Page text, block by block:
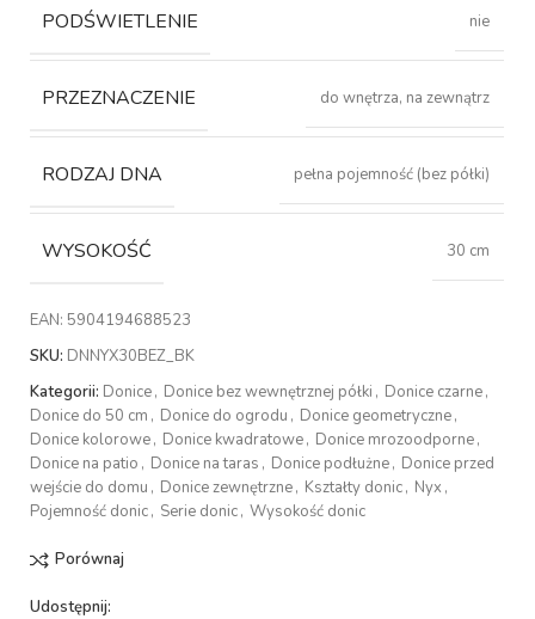
PODŚWIETLENIE nie
PRZEZNACZENIE do wnętrza, na zewnątrz
RODZAJ DNA pełna pojemność (bez półki)
WYSOKOŚĆ 30 cm
EAN: 5904194688523
SKU: DNNYX30BEZ_BK
Kategorii: Donice, Donice bez wewnętrznej półki , Donice czarne,
Donice do 50 cm , Donice do ogrodu , Donice geometryczne,
Donice kolorowe, Donice kwadratowe, Donice mrozoodporne,
Donice na patio , Donice na taras , Donice podłużne, Donice przed
wejście do domu , Donice zewnętrzne, Kształty donic, Nyx ,
Pojemność donic, Serie donic, Wysokość donic
Porównaj
Udostępnij: